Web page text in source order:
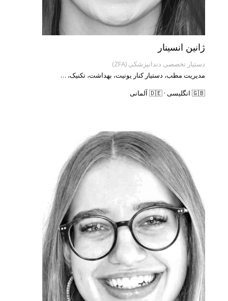
ژانین انسینار
دستیار تخصصی دندانپزشکی (ZFA)
مدیریت مطب، دستیار کنار یونیت، بهداشت، تکنیک، …
🇬🇧 انگلیسی · 🇩🇪 آلمانی